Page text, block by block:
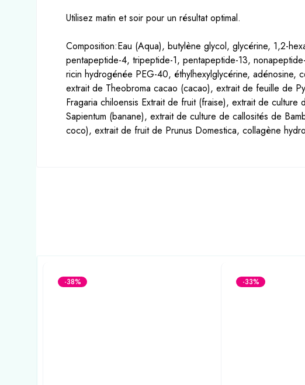
Utilisez matin et soir pour un résultat optimal.
Composition:Eau (Aqua), butylène glycol, glycérine, 1,2-
pentapeptide-4, tripeptide-1, pentapeptide-13,
ricin hydrogénée PEG-40, éthylhexylglycérine, adénosine,
extrait de Theobroma cacao (cacao), extrait de feuille de
Fragaria chiloensis Extrait de fruit (fraise), extrait de
Sapientum (banane), extrait de culture de callosités de
coco), extrait de fruit de Prunus Domestica, collagène
-38% -33%